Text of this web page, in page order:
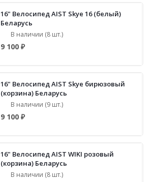
16" Велосипед AIST Skye 16 (белый)
Беларусь
В наличии (8 шт.)
9 100 ₽
16" Велосипед AIST Skye бирюзовый
(корзина) Беларусь
В наличии (9 шт.)
9 100 ₽
16" Велосипед AIST WIKI розовый
(корзина) Беларусь
В наличии (8 шт.)